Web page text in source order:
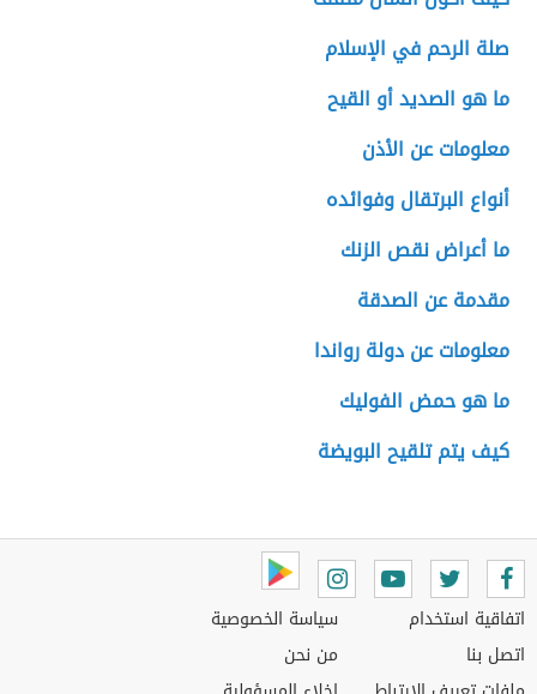
صلة الرحم في الإسلام
ما هو الصديد أو القيح
معلومات عن الأذن
أنواع البرتقال وفوائده
ما أعراض نقص الزنك
مقدمة عن الصدقة
معلومات عن دولة رواندا
ما هو حمض الفوليك
كيف يتم تلقيح البويضة
اتفاقية استخدام
اتصل بنا
سياسة الخصوصية
من نحن